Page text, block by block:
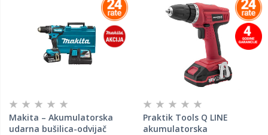
Makita – Akumulatorska
udarna bušilica-odvijač
Praktik Tools Q LINE
akumulatorska